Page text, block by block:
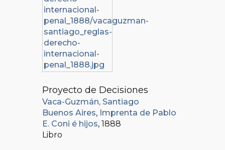
Proyecto de Decisiones
Vaca-Guzmán, Santiago
Buenos Aires, Imprenta de Pablo
E. Coni é hijos, 1888
Libro